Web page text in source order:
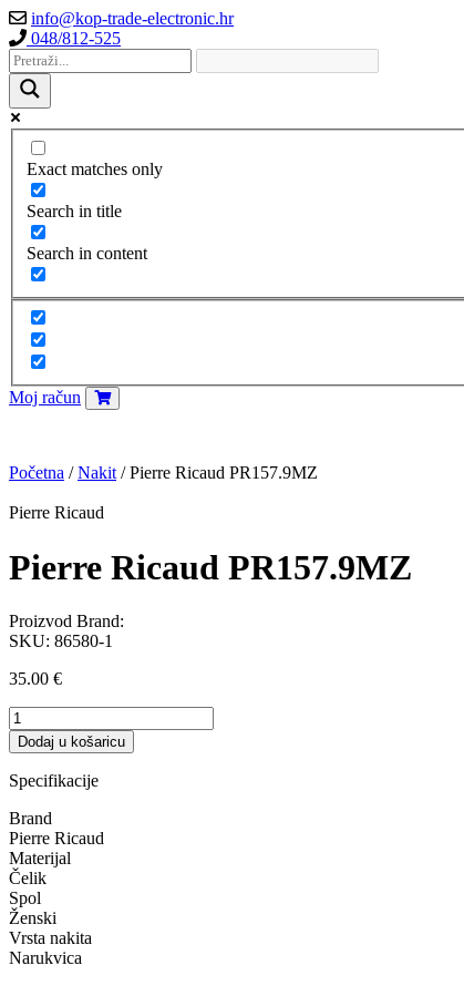
info@kop-trade-electronic.hr
048/812-525
Exact matches only
Search in title
Search in content
Moj račun
Početna /Nakit / Pierre Ricaud PR157.9MZ
Pierre Ricaud
Pierre Ricaud PR157.9MZ
SKU: 86580-1
Proizvod Brand:
35.00 €
Pierre
Ricaud
PR157.9MZ
količina
Dodaj u košaricu
Specifikacije
Brand
Pierre Ricaud
Materijal
Čelik
Spol
Ženski
Vrsta nakita
Narukvica